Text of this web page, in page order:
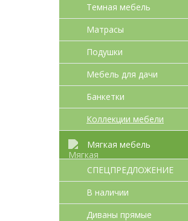
Темная мебель
Матрасы
Подушки
Мебель для дачи
Банкетки
Коллекции мебели
Мягкая мебель
СПЕЦПРЕДЛОЖЕНИЕ
В наличии
Диваны прямые